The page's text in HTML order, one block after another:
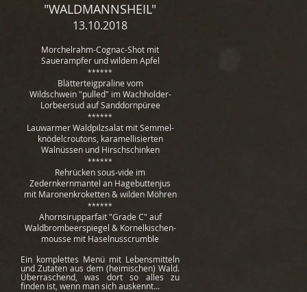
"WALDMANNSHEIL"
13.10.2018
Morchelrahm-Cognac-Shot mit
Sauerampfer und wildem Apfel
******
Blätterteigpraline vom
Wildschwein"pulled" im Wachholder-
Lorbeersud auf Sanddornpüree
******
Lauwarmer Waldpilzsalat mit Semmel-
knödelcroutons, karamellisierten
Walnüssen und Hirschschinken
******
Rehrücken sous-vide im
Zedernkernmantel an Hagebuttenjus
mit Maronenkroketten & wilden Möhren
******
Ahornsirupparfait "Grade C" auf
Waldbrombeerspiegel & Kornelkischen-
mousse mit Haselnusscrumble
Ein komplettes Menü mit Lebensmitteln
und Zutaten aus dem (heimischen) Wald.
Überraschend, was dort so alles zu
finden ist, wenn man sich auskennt...